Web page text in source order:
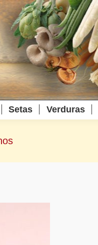
Setas Verduras